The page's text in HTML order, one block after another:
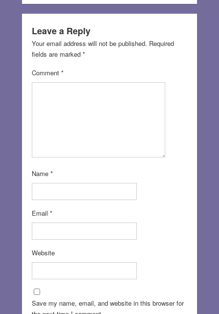
Leave a Reply
Your email address will not be published. Required
fields are marked *
Comment *
Name *
Email *
Website
Save my name, email, and website in this browser for